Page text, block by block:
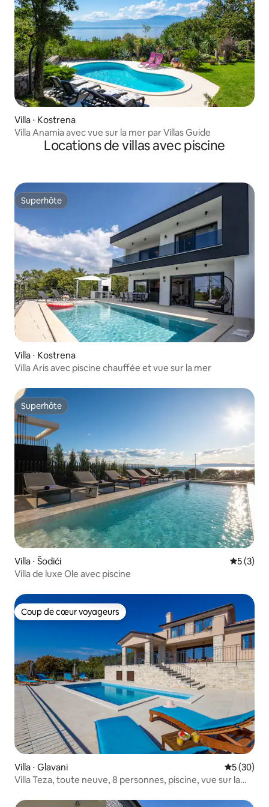
Villa ⋅ Kostrena
Villa Anamia avec vue sur la mer par Villas Guide
Locations de villas avec piscine
Superhôte
Superhôte
Villa ⋅ Kostrena
Villa Aris avec piscine chauffée et vue sur la mer
Superhôte
Superhôte
Villa ⋅ Šodići
5 (3)
Villa de luxe Ole avec piscine
Coup de cœur voyageurs
Coup de cœur voyageurs
Villa ⋅ Glavani
5 (30)
Villa Teza, toute neuve, 8 personnes, piscine, vue sur la